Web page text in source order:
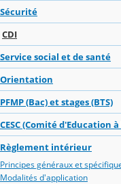
Sécurité
CDI
Service social et de santé
Orientation
PFMP (Bac) et stages (BTS)
CESC (Comité d'Education
Règlement intérieur
Principes généraux et
Modalités d'application